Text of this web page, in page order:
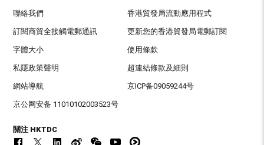
聯絡我們 香港貿發局流動應用程式
訂閱商貿全接觸電郵通訊 更新您的香港貿發局電郵訂閱
字體大小 使用條款
私隱政策聲明 超連結條款及細則
網站導航 京ICP备09059244号
京公网安备 11010102003523号
關注 HKTDC